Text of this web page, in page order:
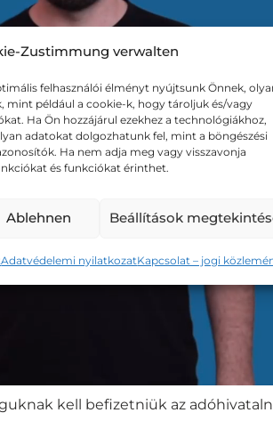
Zustimmung verwalten
felhasználói élményt nyújtsunk Önnek,
mint például a cookie-k, hogy tároljuk és/vagy
Ha Ön hozzájárul ezekhez a technológiákhoz,
adatokat dolgozhatunk fel, mint a böngészési
Ha nem adja meg vagy visszavonja
és funkciókat érinthet.
Ablehnen Beállítások
Adatvédelemi nyilatkozatKapcsolat – jogi
kell befizetniük az